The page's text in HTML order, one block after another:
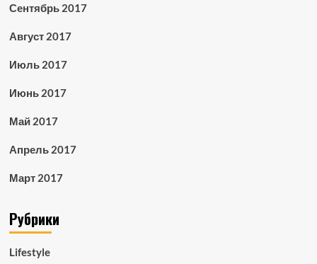
Сентябрь 2017
Август 2017
Июль 2017
Июнь 2017
Май 2017
Апрель 2017
Март 2017
Рубрики
Lifestyle